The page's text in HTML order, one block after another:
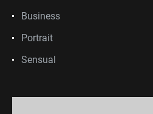
Business
Portrait
Sensual